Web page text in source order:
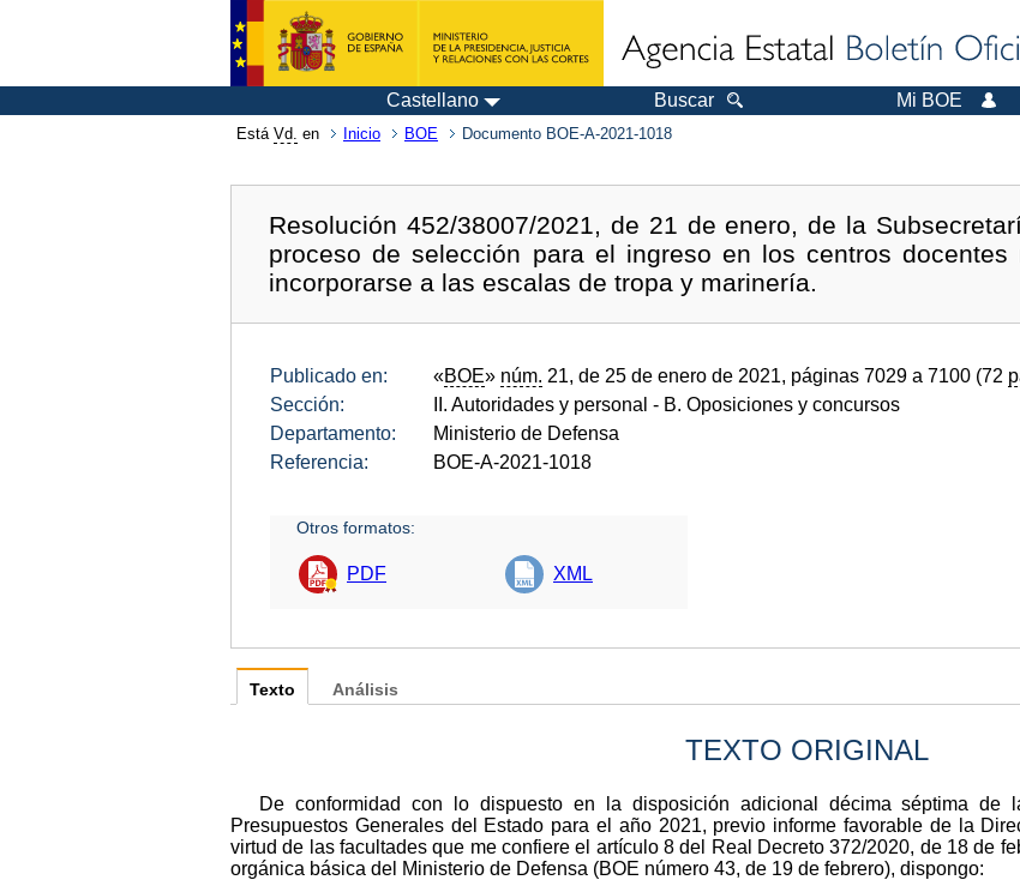
Castellano Buscar Mi BOE
Está Vd. en Inicio BOE Documento BOE-A-2021-1018
Resolución 452/38007/2021, de 21 de enero, de la
proceso de selección para el ingreso en los centros
incorporarse a las escalas de tropa y marinería.
Publicado en: «BOE» núm. 21, de 25 de enero de 2021, páginas 7029 a 7100 (72
Sección:
II. Autoridades y personal - B. Oposiciones y concursos
Departamento:
Ministerio de Defensa
Referencia:
BOE-A-2021-1018
Otros formatos:
PDF XML
Texto
TEXTO ORIGINAL
De conformidad con lo dispuesto en la disposición adicional décima séptima
Presupuestos Generales del Estado para el año 2021, previo informe favorable de la
virtud de las facultades que me confiere el artículo 8 del Real Decreto 372/2020, de 18 de
orgánica básica del Ministerio de Defensa (BOE número 43, de 19 de febrero), dispongo:
Análisis